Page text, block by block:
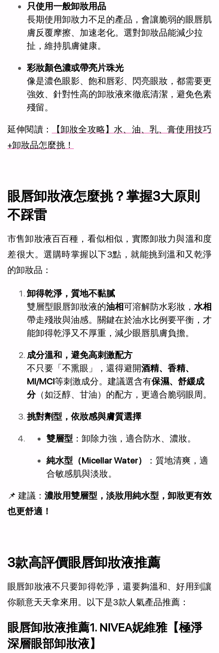
只使用一般卸妝用品
長期使用卸妝力不足的產品，會讓脆弱的眼唇肌
膚反覆摩擦、加速老化。選對卸妝品能減少拉
扯，維持肌膚健康。
彩妝顏色濃或帶亮片珠光
像是濃色眼影、飽和唇彩、閃亮眼妝，都需要更
強效、針對性高的卸妝液來徹底清潔，避免色素
殘留。
延伸閱讀：
【卸妝全攻略】水、油、乳、膏使用技巧
+卸妝品怎麼挑！
眼唇卸妝液怎麼挑？掌握3大原則
不踩雷
市售卸妝液百百種，看似相似，實際卸妝力與溫和度
差很大。選購時掌握以下3點，就能挑到溫和又乾淨
的卸妝品：
卸得乾淨，質地不黏膩
雙層型眼唇卸妝液的油相可溶解防水彩妝， 水相
帶走殘妝與油感。關鍵在於油水比例要平衡，才
能卸得乾淨又不厚重，減少眼唇肌膚負擔。
成分溫和，避免高刺激配方
不只要「不熏眼」，還得避開酒精、香精、
MI/MCI等刺激成分。建議選含有保濕、舒緩成
分（如泛醇、甘油）的配方，更適合脆弱眼周。
挑對劑型，依妝感與膚質選擇
雙層型 ：卸除力強，適合防水、濃妝。
純水型（Micellar Water）
：質地清爽，適
合敏感肌與淡妝。
📌 建議： 濃妝用雙層型，淡妝用純水型，卸妝更有效
也更舒適！
3款高評價眼唇卸妝液推薦
眼唇卸妝液不只要卸得乾淨，還要夠溫和、好用到讓
你願意天天拿來用。以下是3款人氣產品推薦：
眼唇卸妝液推薦1. NIVEA妮維雅【極淨
深層眼部卸妝液】